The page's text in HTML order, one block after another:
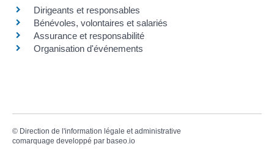
Dirigeants et responsables
Bénévoles, volontaires et salariés
Assurance et responsabilité
Organisation d'événements
© Direction de l'information légale et administrative
comarquage developpé par baseo.io